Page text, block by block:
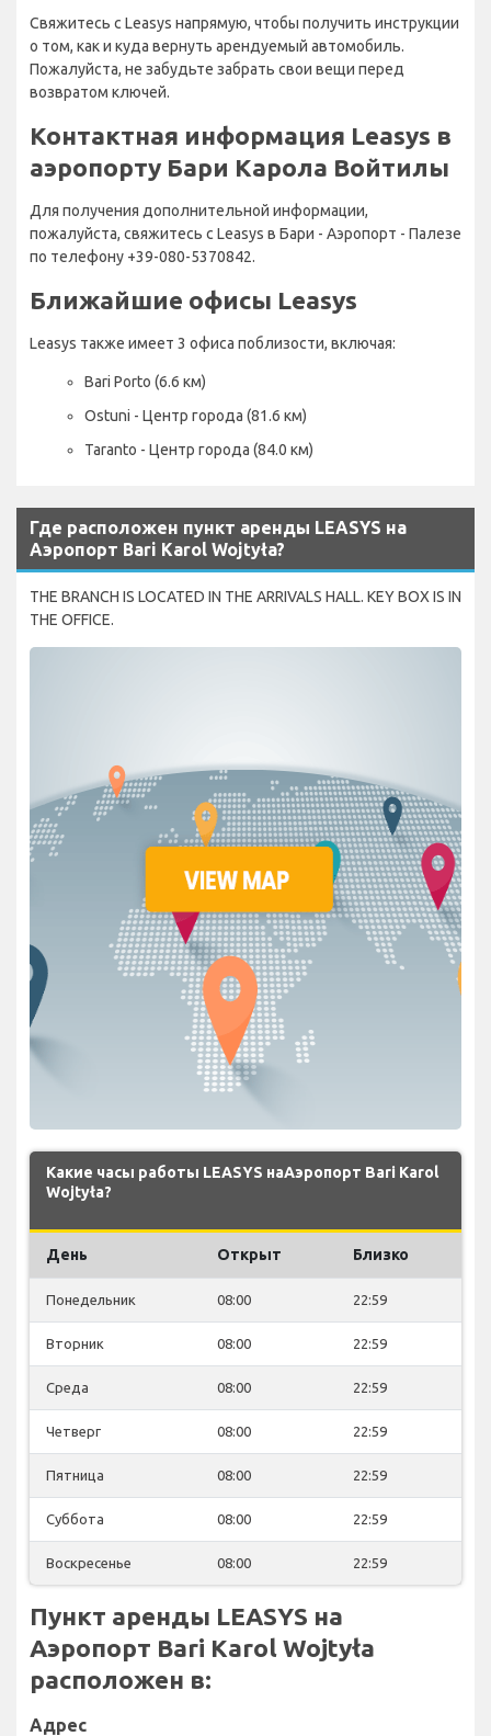
Свяжитесь с Leasys напрямую, чтобы получить инструкции
о том, как и куда вернуть арендуемый автомобиль.
Пожалуйста, не забудьте забрать свои вещи перед
возвратом ключей.
Контактная информация Leasys в
аэропорту Бари Карола Войтилы
Для получения дополнительной информации,
пожалуйста, свяжитесь с Leasys в Бари - Аэропорт - Палезе
по телефону +39-080-5370842.
Ближайшие офисы Leasys
Leasys также имеет 3 офиса поблизости, включая:
Bari Porto (6.6 км)
Ostuni - Центр города (81.6 км)
Taranto - Центр города (84.0 км)
Где расположен пункт аренды LEASYS на
Аэропорт Bari Karol Wojtyła?
THE BRANCH IS LOCATED IN THE ARRIVALS HALL. KEY BOX IS IN
THE OFFICE.
Какие часы работы LEASYS наАэропорт Bari Karol
Wojtyła?
День Открыт Близко
Понедельник 08:00 22:59
Вторник 08:00 22:59
Среда 08:00 22:59
Четверг 08:00 22:59
Пятница 08:00 22:59
Суббота 08:00 22:59
Воскресенье 08:00 22:59
Пункт аренды LEASYS на
Аэропорт Bari Karol Wojtyła
расположен в:
Адрес